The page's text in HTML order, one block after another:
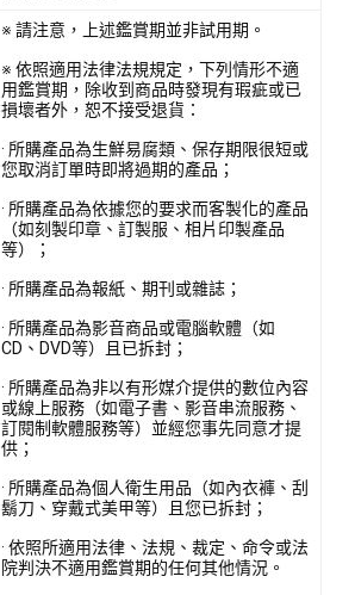
※ 請注意，上述鑑賞期並非試用期。
※ 依照適用法律法規規定，下列情形不適
用鑑賞期，除收到商品時發現有瑕疵或已
損壞者外，恕不接受退貨：
· 所購產品為生鮮易腐類、保存期限很短或
您取消訂單時即將過期的產品；
· 所購產品為依據您的要求而客製化的產品
（如刻製印章、訂製服、相片印製產品
等）；
· 所購產品為報紙、期刊或雜誌；
· 所購產品為影音商品或電腦軟體（如
CD、DVD等）且已拆封；
· 所購產品為非以有形媒介提供的數位內容
或線上服務（如電子書、影音串流服務、
訂閱制軟體服務等）並經您事先同意才提
供；
· 所購產品為個人衛生用品（如內衣褲、刮
鬍刀、穿戴式美甲等）且您已拆封；
· 依照所適用法律、法規、裁定、命令或法
院判決不適用鑑賞期的任何其他情況。